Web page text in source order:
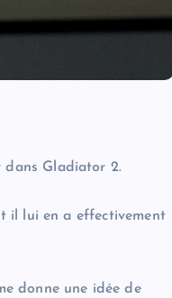
dans Gladiator 2.
il lui en a effectivement
donne une idée de